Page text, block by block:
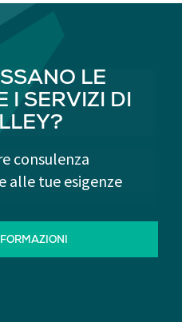
LE
I SERVIZI DI
consulenza
alle tue esigenze